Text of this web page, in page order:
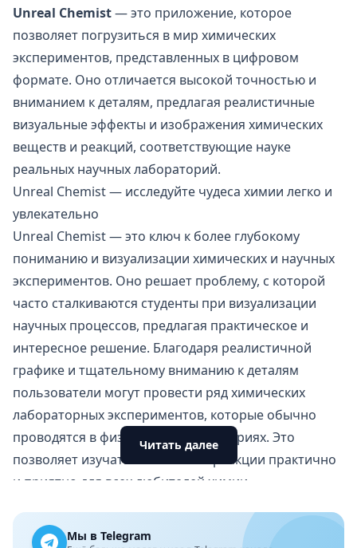
Unreal Chemist— это приложение, которое
позволяет погрузиться в мир химических
экспериментов, представленных в цифровом
формате. Оно отличается высокой точностью и
вниманием к деталям, предлагая реалистичные
визуальные эффекты и изображения химических
веществ и реакций, соответствующие науке
реальных научных лабораторий.
Unreal Chemist — исследуйте чудеса химии легко и
увлекательно
Unreal Chemist — это ключ к более глубокому
пониманию и визуализации химических и научных
экспериментов. Оно решает проблему, с которой
часто сталкиваются студенты при визуализации
научных процессов, предлагая практическое и
интересное решение. Благодаря реалистичной
графике и тщательному вниманию к деталям
пользователи могут провести ряд химических
лабораторных экспериментов, которые обычно
проводятся в физических лабораториях. Это
позволяет изучать химические реакции практично
и приятно для всех любителей химии.
рукой
Читать далее
Мы в Telegram